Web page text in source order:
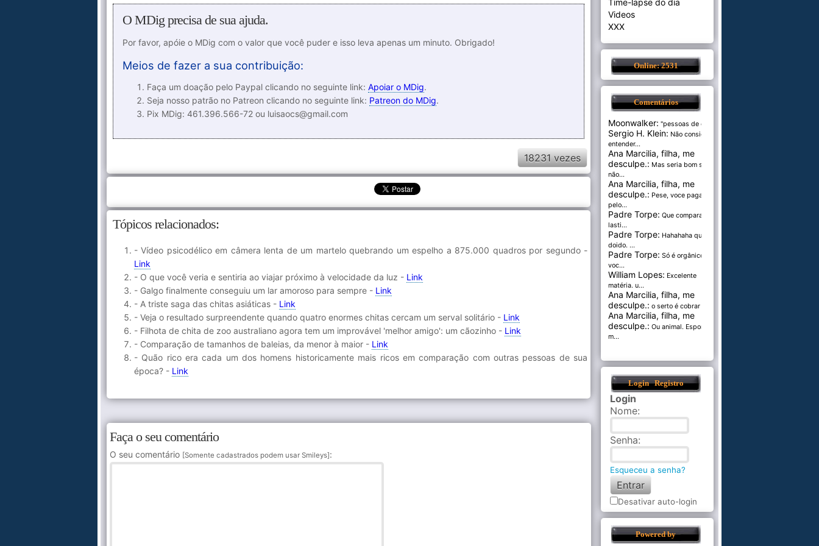
O MDig precisa de sua ajuda.
Por favor, apóie o MDig com o valor que você puder e isso leva apenas um minuto. Obrigado!
Meios de fazer a sua contribuição:
Faça um doação pelo Paypal clicando no seguinte link: Apoiar o MDig.
Seja nosso patrão no Patreon clicando no seguinte link: Patreon do MDig.
Pix MDig: 461.396.566-72 ou luisaocs@gmail.com
18231 vezes
Tópicos relacionados:
- Vídeo psicodélico em câmera lenta de um martelo quebrando um espelho a 875.000 quadros por segundo -
Link
- O que você veria e sentiria ao viajar próximo à velocidade da luz - Link
- Galgo finalmente conseguiu um lar amoroso para sempre - Link
- A triste saga das chitas asiáticas - Link
- Veja o resultado surpreendente quando quatro enormes chitas cercam um serval solitário - Link
- Filhota de chita de zoo australiano agora tem um improvável 'melhor amigo': um cãozinho - Link
- Comparação de tamanhos de baleias, da menor à maior - Link
- Quão rico era cada um dos homens historicamente mais ricos em comparação com outras pessoas de sua
época? - Link
Faça o seu comentário
O seu comentário [Somente cadastrados podem usar Smileys] :
Time-lapse do dia
Videos
XXX
Online: 2531
Comentários
Moonwalker: "pessoas de cer...
Sergio H. Klein: Não consigo
entender...
Ana Marcilia, filha, me
desculpe.: Mas seria bom se
não...
Ana Marcilia, filha, me
desculpe.: Pese, voce paga
pelo...
Padre Torpe: Que comparação
lasti...
Padre Torpe: Hahahaha que
doido. ...
Padre Torpe: Só é orgânico se
voc...
William Lopes: Excelente
matéria. u...
Ana Marcilia, filha, me
desculpe.: o serto é cobrar pel...
Ana Marcilia, filha, me
desculpe.: Ou animal. Esponja
m...
Login Registro
Login
Nome:
Senha:
Esqueceu a senha?
Desativar auto-login
Powered by